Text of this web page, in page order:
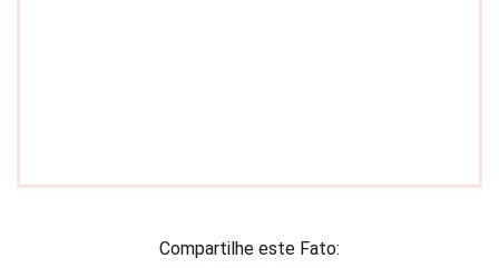
Compartilhe este Fato: